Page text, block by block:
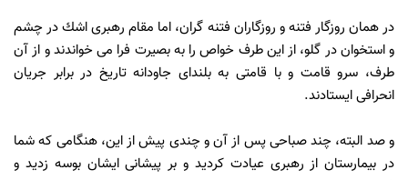
در همان روزگار فتنه و روزگاران فتنه گران، اما مقام رهبرى اشك در چشم
و استخوان در گلو، از اين طرف خواص را به بصيرت فرا مى خواندند و از آن
طرف، سرو قامت و با قامتى به بلنداى جاودانه تاريخ در برابر جريان
انحرافى ايستادند.
و صد البته، چند صباحى پس از آن و چندى پيش از اين، هنگامى كه شما
در بيمارستان از رهبرى عيادت كرديد و بر پيشانى ايشان بوسه زديد و